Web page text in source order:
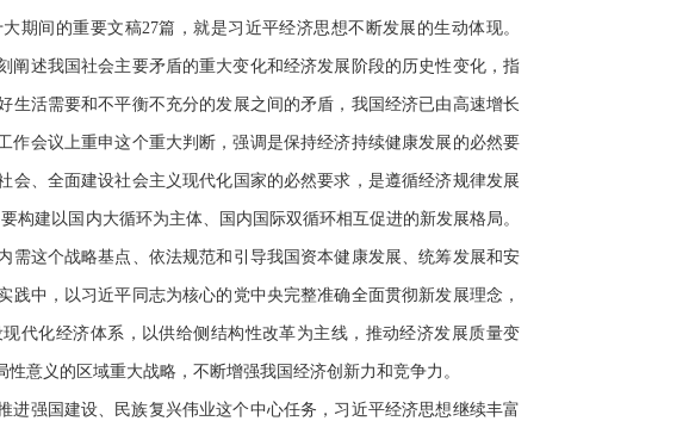
期间的重要文稿27篇，就是习近平经济思想不断发展的生动体现。
阐述我国社会主要矛盾的重大变化和经济发展阶段的历史性变化，指
生活需要和不平衡不充分的发展之间的矛盾，我国经济已由高速增长
作会议上重申这个重大判断，强调是保持经济持续健康发展的必然要
会、全面建设社会主义现代化国家的必然要求，是遵循经济规律发展
构建以国内大循环为主体、国内国际双循环相互促进的新发展格局。
需这个战略基点、依法规范和引导我国资本健康发展、统筹发展和安
中，以习近平同志为核心的党中央完整准确全面贯彻新发展理念，
代化经济体系，以供给侧结构性改革为主线，推动经济发展质量变
意义的区域重大战略，不断增强我国经济创新力和竞争力。
进强国建设、民族复兴伟业这个中心任务，习近平经济思想继续丰富